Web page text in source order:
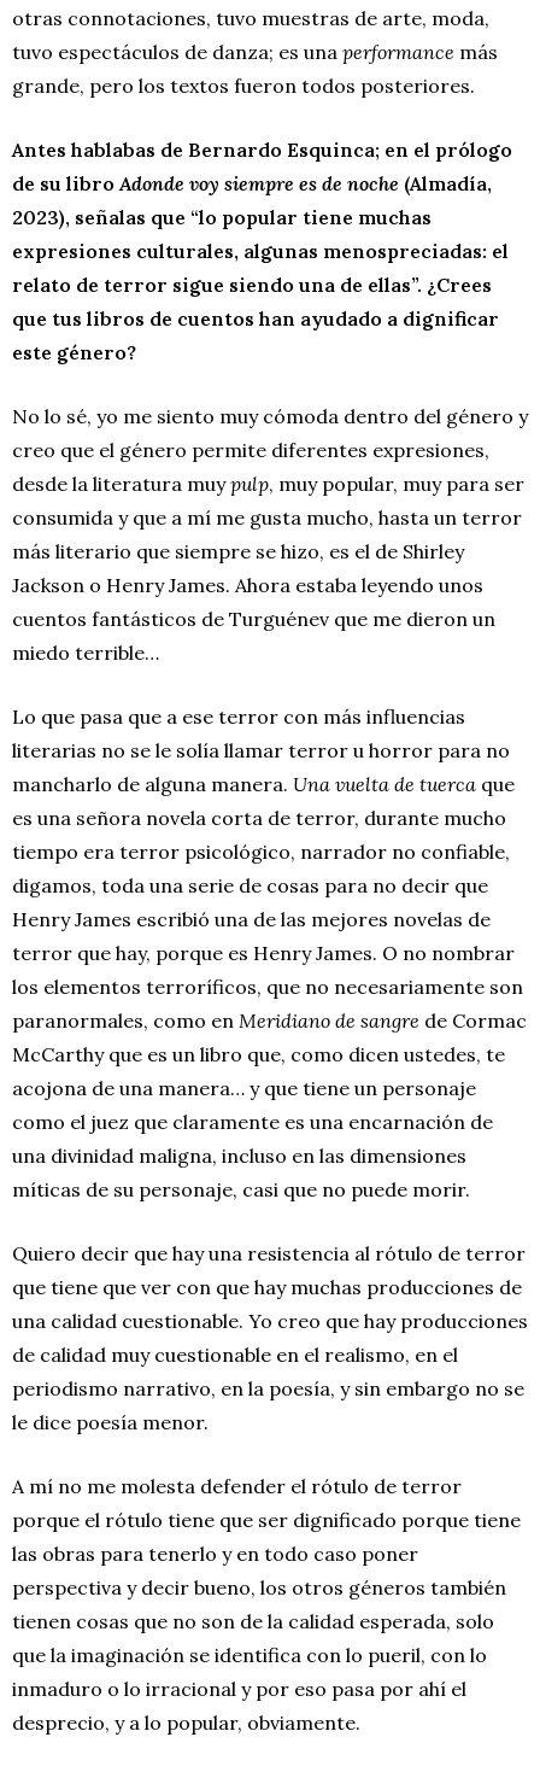
otras connotaciones, tuvo muestras de arte, moda,
tuvo espectáculos de danza; es una performance más
grande, pero los textos fueron todos posteriores.
Antes hablabas de Bernardo Esquinca; en el prólogo
de su libro Adonde voy siempre es de noche (Almadía,
2023), señalas que “lo popular tiene muchas
expresiones culturales, algunas menospreciadas: el
relato de terror sigue siendo una de ellas”. ¿Crees
que tus libros de cuentos han ayudado a dignificar
este género?
No lo sé, yo me siento muy cómoda dentro del género y
creo que el género permite diferentes expresiones,
desde la literatura muypulp, muy popular, muy para ser
consumida y que a mí me gusta mucho, hasta un terror
más literario que siempre se hizo, es el de Shirley
Jackson o Henry James. Ahora estaba leyendo unos
cuentos fantásticos de Turguénev que me dieron un
miedo terrible…
Lo que pasa que a ese terror con más influencias
literarias no se le solía llamar terror u horror para no
mancharlo de alguna manera. Una vuelta de tuerca que
es una señora novela corta de terror, durante mucho
tiempo era terror psicológico, narrador no confiable,
digamos, toda una serie de cosas para no decir que
Henry James escribió una de las mejores novelas de
terror que hay, porque es Henry James. O no nombrar
los elementos terroríficos, que no necesariamente son
paranormales, como en Meridiano de sangre de Cormac
McCarthy que es un libro que, como dicen ustedes, te
acojona de una manera… y que tiene un personaje
como el juez que claramente es una encarnación de
una divinidad maligna, incluso en las dimensiones
míticas de su personaje, casi que no puede morir.
Quiero decir que hay una resistencia al rótulo de terror
que tiene que ver con que hay muchas producciones de
una calidad cuestionable. Yo creo que hay producciones
de calidad muy cuestionable en el realismo, en el
periodismo narrativo, en la poesía, y sin embargo no se
le dice poesía menor.
A mí no me molesta defender el rótulo de terror
porque el rótulo tiene que ser dignificado porque tiene
las obras para tenerlo y en todo caso poner
perspectiva y decir bueno, los otros géneros también
tienen cosas que no son de la calidad esperada, solo
que la imaginación se identifica con lo pueril, con lo
inmaduro o lo irracional y por eso pasa por ahí el
desprecio, y a lo popular, obviamente.